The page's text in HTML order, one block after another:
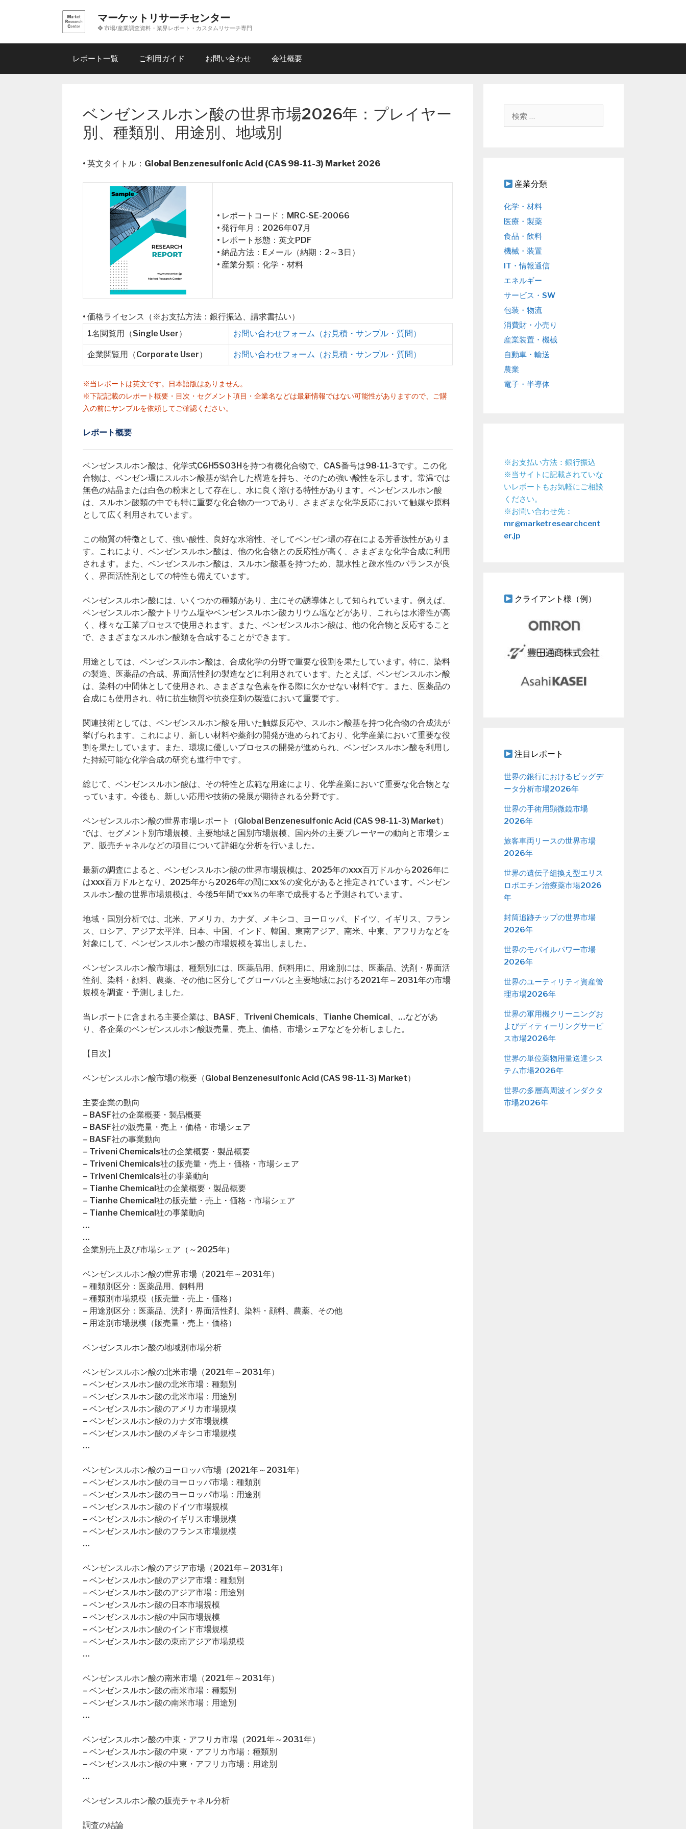
ン
マーケットリサーチセンター
❖ 市場/産業調査資料・業界レポート・カスタムリサーチ専門
レポート一覧 ご利用ガイド お問い合わせ 会社概要
ベンゼンスルホン酸の世界市場2026年：プレイヤー
別、種類別、用途別、地域別
• 英文タイトル： Global Benzenesulfonic Acid (CAS 98-11-3) Market 2026
• レポートコード：MRC-SE-20066
• 発行年月：2026年07月
• レポート形態：英文PDF
• 納品方法：Eメール（納期：2～3日）
• 産業分類：化学・材料
• 価格ライセンス（※お支払方法：銀行振込、請求書払い）
1名閲覧用（Single User）
お問い合わせフォーム（お見積・サンプル・質問）
企業閲覧用（Corporate User） お問い合わせフォーム（お見積・サンプル・質問）
※当レポートは英文です。日本語版はありません。
※下記記載のレポート概要・目次・セグメント項目・企業名などは最新情報ではない可能性がありますので、ご購
入の前にサンプルを依頼してご確認ください。
レポート概要
ベンゼンスルホン酸は、化学式C6H5SO3Hを持つ有機化合物で、CAS番号は98-11-3です。この化
合物は、ベンゼン環にスルホン酸基が結合した構造を持ち、そのため強い酸性を示します。常温では
無色の結晶または白色の粉末として存在し、水に良く溶ける特性があります。ベンゼンスルホン酸
は、スルホン酸類の中でも特に重要な化合物の一つであり、さまざまな化学反応において触媒や原料
として広く利用されています。
この物質の特徴として、強い酸性、良好な水溶性、そしてベンゼン環の存在による芳香族性がありま
す。これにより、ベンゼンスルホン酸は、他の化合物との反応性が高く、さまざまな化学合成に利用
されます。また、ベンゼンスルホン酸は、スルホン酸基を持つため、親水性と疎水性のバランスが良
く、界面活性剤としての特性も備えています。
ベンゼンスルホン酸には、いくつかの種類があり、主にその誘導体として知られています。例えば、
ベンゼンスルホン酸ナトリウム塩やベンゼンスルホン酸カリウム塩などがあり、これらは水溶性が高
く、様々な工業プロセスで使用されます。また、ベンゼンスルホン酸は、他の化合物と反応すること
で、さまざまなスルホン酸類を合成することができます。
用途としては、ベンゼンスルホン酸は、合成化学の分野で重要な役割を果たしています。特に、染料
の製造、医薬品の合成、界面活性剤の製造などに利用されています。たとえば、ベンゼンスルホン酸
は、染料の中間体として使用され、さまざまな色素を作る際に欠かせない材料です。また、医薬品の
合成にも使用され、特に抗生物質や抗炎症剤の製造において重要です。
関連技術としては、ベンゼンスルホン酸を用いた触媒反応や、スルホン酸基を持つ化合物の合成法が
挙げられます。これにより、新しい材料や薬剤の開発が進められており、化学産業において重要な役
割を果たしています。また、環境に優しいプロセスの開発が進められ、ベンゼンスルホン酸を利用し
た持続可能な化学合成の研究も進行中です。
総じて、ベンゼンスルホン酸は、その特性と広範な用途により、化学産業において重要な化合物とな
っています。今後も、新しい応用や技術の発展が期待される分野です。
ベンゼンスルホン酸の世界市場レポート（Global Benzenesulfonic Acid (CAS 98-11-3) Market）
では、セグメント別市場規模、主要地域と国別市場規模、国内外の主要プレーヤーの動向と市場シェ
ア、販売チャネルなどの項目について詳細な分析を行いました。
最新の調査によると、ベンゼンスルホン酸の世界市場規模は、2025年のxxx百万ドルから2026年に
はxxx百万ドルとなり、2025年から2026年の間にxx％の変化があると推定されています。ベンゼン
スルホン酸の世界市場規模は、今後5年間でxx％の年率で成長すると予測されています。
地域・国別分析では、北米、アメリカ、カナダ、メキシコ、ヨーロッパ、ドイツ、イギリス、フラン
ス、ロシア、アジア太平洋、日本、中国、インド、韓国、東南アジア、南米、中東、アフリカなどを
対象にして、ベンゼンスルホン酸の市場規模を算出しました。
ベンゼンスルホン酸市場は、種類別には、医薬品用、飼料用に、用途別には、医薬品、洗剤・界面活
性剤、染料・顔料、農薬、その他に区分してグローバルと主要地域における2021年～2031年の市場
規模を調査・予測しました。
当レポートに含まれる主要企業は、BASF、Triveni Chemicals、Tianhe Chemical、…などがあ
り、各企業のベンゼンスルホン酸販売量、売上、価格、市場シェアなどを分析しました。
【目次】
ベンゼンスルホン酸市場の概要（Global Benzenesulfonic Acid (CAS 98-11-3) Market）
主要企業の動向
– BASF社の企業概要・製品概要
– BASF社の販売量・売上・価格・市場シェア
– BASF社の事業動向
– Triveni Chemicals社の企業概要・製品概要
– Triveni Chemicals社の販売量・売上・価格・市場シェア
– Triveni Chemicals社の事業動向
– Tianhe Chemical社の企業概要・製品概要
– Tianhe Chemical社の販売量・売上・価格・市場シェア
– Tianhe Chemical社の事業動向
…
…
企業別売上及び市場シェア（～2025年）
ベンゼンスルホン酸の世界市場（2021年～2031年）
– 種類別区分：医薬品用、飼料用
– 種類別市場規模（販売量・売上・価格）
– 用途別区分：医薬品、洗剤・界面活性剤、染料・顔料、農薬、その他
– 用途別市場規模（販売量・売上・価格）
ベンゼンスルホン酸の地域別市場分析
ベンゼンスルホン酸の北米市場（2021年～2031年）
– ベンゼンスルホン酸の北米市場：種類別
– ベンゼンスルホン酸の北米市場：用途別
– ベンゼンスルホン酸のアメリカ市場規模
– ベンゼンスルホン酸のカナダ市場規模
– ベンゼンスルホン酸のメキシコ市場規模
…
ベンゼンスルホン酸のヨーロッパ市場（2021年～2031年）
– ベンゼンスルホン酸のヨーロッパ市場：種類別
– ベンゼンスルホン酸のヨーロッパ市場：用途別
– ベンゼンスルホン酸のドイツ市場規模
– ベンゼンスルホン酸のイギリス市場規模
– ベンゼンスルホン酸のフランス市場規模
…
ベンゼンスルホン酸のアジア市場（2021年～2031年）
– ベンゼンスルホン酸のアジア市場：種類別
– ベンゼンスルホン酸のアジア市場：用途別
– ベンゼンスルホン酸の日本市場規模
– ベンゼンスルホン酸の中国市場規模
– ベンゼンスルホン酸のインド市場規模
– ベンゼンスルホン酸の東南アジア市場規模
…
ベンゼンスルホン酸の南米市場（2021年～2031年）
– ベンゼンスルホン酸の南米市場：種類別
– ベンゼンスルホン酸の南米市場：用途別
…
ベンゼンスルホン酸の中東・アフリカ市場（2021年～2031年）
– ベンゼンスルホン酸の中東・アフリカ市場：種類別
– ベンゼンスルホン酸の中東・アフリカ市場：用途別
…
ベンゼンスルホン酸の販売チャネル分析
調査の結論
産業分類
化学・材料
医療・製薬
食品・飲料
機械・装置
IT・情報通信
エネルギー
サービス・SW
包装・物流
消費財・小売り
産業装置・機械
自動車・輸送
農業
電子・半導体
※お支払い方法：銀行振込
※当サイトに記載されていな
いレポートもお気軽にご相談
ください。
※お問い合わせ先：
mr@marketresearchcent
er.jp
クライアント様（例）
注目レポート
世界の銀行におけるビッグデ
ータ分析市場2026年
世界の手術用顕微鏡市場
2026年
旅客車両リースの世界市場
2026年
世界の遺伝子組換え型エリス
ロポエチン治療薬市場2026
年
封筒追跡チップの世界市場
2026年
世界のモバイルパワー市場
2026年
世界のユーティリティ資産管
理市場2026年
世界の軍用機クリーニングお
よびディティーリングサービ
ス市場2026年
世界の単位薬物用量送達シス
テム市場2026年
世界の多層高周波インダクタ
市場2026年